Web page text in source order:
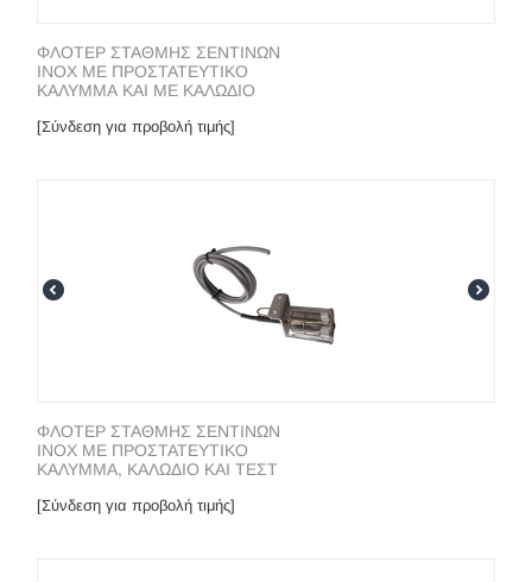
ΦΛΟΤΕΡ ΣΤΑΘΜΗΣ ΣΕΝΤΙΝΩΝ
INOX ΜΕ ΠΡΟΣΤΑΤΕΥΤΙΚΟ
ΚΑΛΥΜΜΑ ΚΑΙ ΜΕ ΚΑΛΩΔΙΟ
[Σύνδεση για προβολή τιμής]
ΦΛΟΤΕΡ ΣΤΑΘΜΗΣ ΣΕΝΤΙΝΩΝ
INOX ΜΕ ΠΡΟΣΤΑΤΕΥΤΙΚΟ
ΚΑΛΥΜΜΑ, ΚΑΛΩΔΙΟ ΚΑΙ ΤΕΣΤ
[Σύνδεση για προβολή τιμής]